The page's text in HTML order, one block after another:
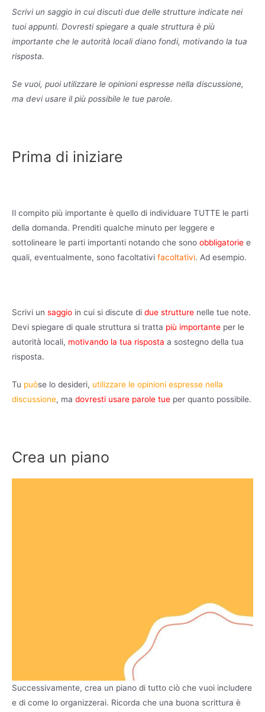
Scrivi un saggio in cui discuti due delle strutture indicate nei
tuoi appunti. Dovresti spiegare a quale struttura è più
importante che le autorità locali diano fondi, motivando la tua
risposta.
Se vuoi, puoi utilizzare le opinioni espresse nella discussione,
ma devi usare il più possibile le tue parole.
Prima di iniziare
Il compito più importante è quello di individuare TUTTE le parti
della domanda. Prenditi qualche minuto per leggere e
sottolineare le parti importanti notando che sono obbligatorie e
quali, eventualmente, sono facoltativi facoltativi. Ad esempio.
Scrivi un saggio in cui si discute di due strutture nelle tue note.
Devi spiegare di quale struttura si tratta più importante per le
autorità locali, motivando la tua risposta a sostegno della tua
risposta.
Tu puòse lo desideri, utilizzare le opinioni espresse nella
discussione, ma dovresti usare parole tue per quanto possibile.
Crea un piano
Successivamente, crea un piano di tutto ciò che vuoi includere
e di come lo organizzerai. Ricorda che una buona scrittura è